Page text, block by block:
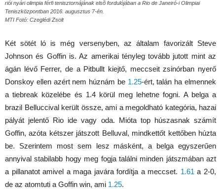
riói nyári olimpia férfi tenisztornájának elsõ fordulójában a Rio de Janeiró-i Olimpiai
Teniszközpontban 2016. augusztus 7-én.
MTI Fotó: Czeglédi Zsolt
Két sötét ló is még versenyben, az általam favorizált Steve
Johnson és Goffin is. Az amerikai tényleg tovább jutott mint az
ágán lévő Ferrer, de a Pitbullt kiejtő, meccseit zsinórban nyerő
Donskoy ellen azért nem húznám be 1.25-ért, talán ha elmennek
a tiebreak közelébe és 1.4 körül meg lehetne fogni. A belga a
brazil Belluccival került össze, ami a megoldható kategória, hazai
pályát jelentő Rio ide vagy oda. Mióta top húszasnak számít
Goffin, azóta kétszer játszott Belluval, mindkettőt kettőben húzta
be. Szerintem most sem lesz másként, a belga egyszerűen
annyival stabilabb hogy meg fogja találni minden játszmában azt
a pillanatot amivel a maga javára fordítja a meccset. 1.61 a 2-0,
de az atomtuti a Goffin win, ami 1.25.